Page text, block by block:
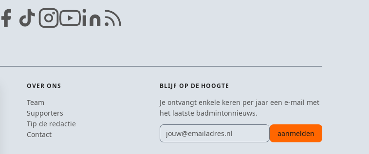
OVER ONS
Team
Supporters
Tip de redactie
Contact
BLIJF OP DE HOOGTE
Je ontvangt enkele keren per jaar een e-mail met
het laatste badmintonnieuws.
E-mailadres
aanmelden